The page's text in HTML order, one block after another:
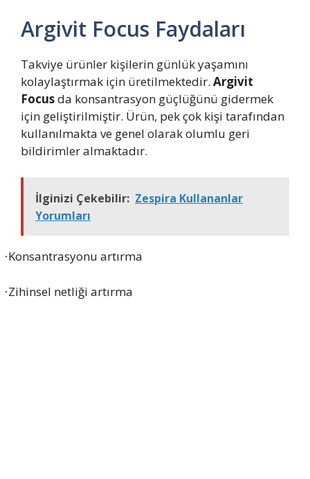
Argivit Focus Faydaları
Takviye ürünler kişilerin günlük yaşamını
kolaylaştırmak için üretilmektedir. Argivit
Focusda konsantrasyon güçlüğünü gidermek
için geliştirilmiştir. Ürün, pek çok kişi tarafından
kullanılmakta ve genel olarak olumlu geri
bildirimler almaktadır.
İlginizi Çekebilir: Zespira Kullananlar
Yorumları
·Konsantrasyonu artırma
·Zihinsel netliği artırma